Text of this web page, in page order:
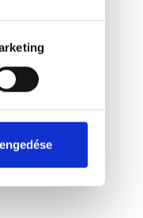
vizsgálat nélkül